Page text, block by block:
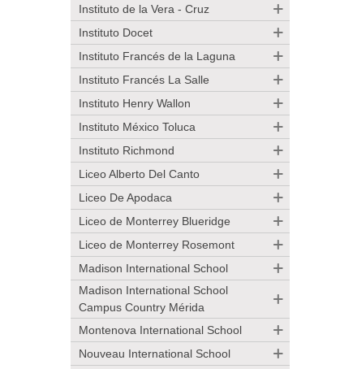
Instituto de la Vera - Cruz
Instituto Docet
Instituto Francés de la Laguna
Instituto Francés La Salle
Instituto Henry Wallon
Instituto México Toluca
Instituto Richmond
Liceo Alberto Del Canto
Liceo De Apodaca
Liceo de Monterrey Blueridge
Liceo de Monterrey Rosemont
Madison International School
Madison International School
Campus Country Mérida
Montenova International School
Nouveau International School